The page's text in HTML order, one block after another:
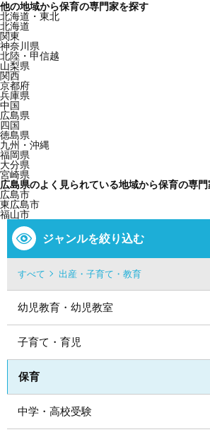
他の地域から保育の専門家を探す
北海道・東北
北海道
関東
神奈川県
北陸・甲信越
山梨県
関西
京都府
兵庫県
中国
広島県
四国
徳島県
九州・沖縄
福岡県
大分県
宮崎県
広島県のよく見られている地域から保育の専
広島市
東広島市
福山市
ジャンルを絞り込む
すべて 出産・子育て・教育
幼児教育・幼児教室
子育て・育児
保育
中学・高校受験